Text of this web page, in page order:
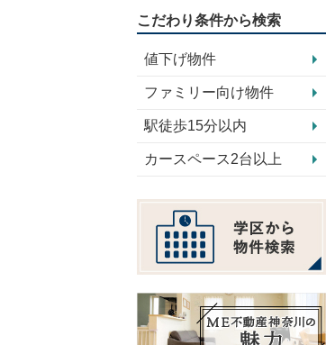
こだわり条件から検索
値下げ物件
ファミリー向け物件
駅徒歩15分以内
カースペース2台以上